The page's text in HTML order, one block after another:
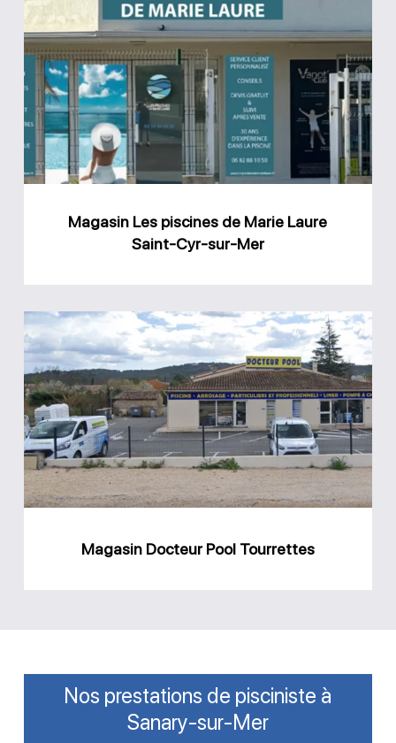
Les
piscines
de
Marie
Laure
Saint-
Magasin Les piscines de Marie Laure
Saint-Cyr-sur-Mer
Magasin
Docteur
Pool
Tourrettes
Magasin Docteur Pool Tourrettes
Nos prestations de pisciniste à
Sanary-sur-Mer